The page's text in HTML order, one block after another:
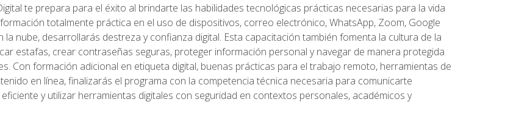
te prepara para el éxito al brindarte las habilidades tecnológicas prácticas necesarias para la vida
totalmente práctica en el uso de dispositivos, correo electrónico, WhatsApp, Zoom, Google
nube, desarrollarás destreza y confianza digital. Esta capacitación también fomenta la cultura de la
estafas, crear contraseñas seguras, proteger información personal y navegar de manera protegida
Con formación adicional en etiqueta digital, buenas prácticas para el trabajo remoto, herramientas de
en línea, finalizarás el programa con la competencia técnica necesaria para comunicarte
y utilizar herramientas digitales con seguridad en contextos personales, académicos y